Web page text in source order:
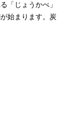
「じょうかべ」
始まります。炭